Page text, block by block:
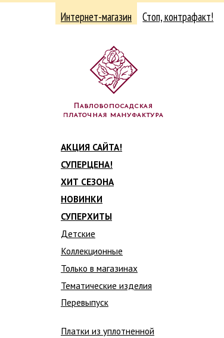
Интернет-магазин Стоп, контрафакт!
АКЦИЯ САЙТА!
СУПЕРЦЕНА!
ХИТ СЕЗОНА
НОВИНКИ
СУПЕРХИТЫ
Детские
Коллекционные
Только в магазинах
Тематические изделия
Перевыпуск
Платки из уплотненной